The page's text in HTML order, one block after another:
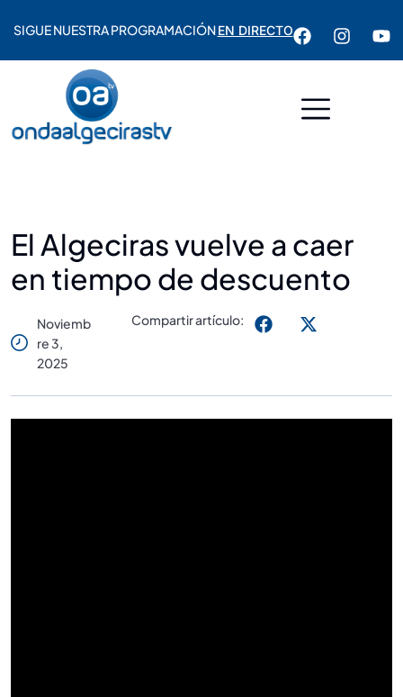
SIGUE NUESTRA PROGRAMACIÓNEN DIRECTO
El Algeciras vuelve a caer
en tiempo de descuento
Noviemb
Re 3,
2025
Compartir artículo: